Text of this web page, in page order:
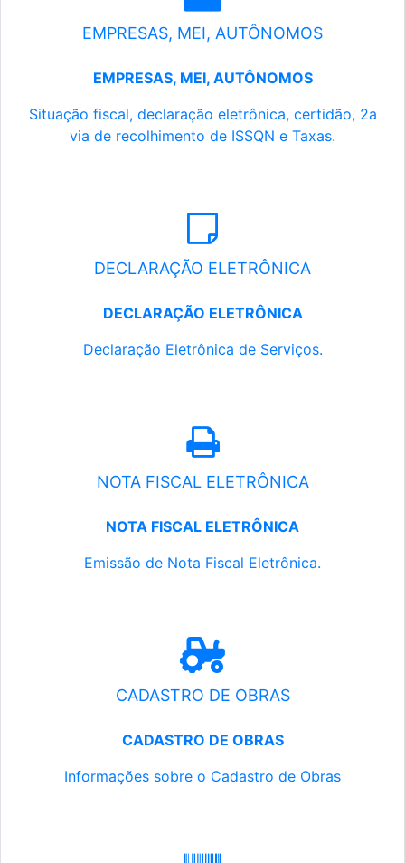
EMPRESAS, MEI, AUTÔNOMOS
EMPRESAS, MEI, AUTÔNOMOS
Situação fiscal, declaração eletrônica, certidão, 2a
via de recolhimento de ISSQN e Taxas.
DECLARAÇÃO ELETRÔNICA
DECLARAÇÃO ELETRÔNICA
Declaração Eletrônica de Serviços.
NOTA FISCAL ELETRÔNICA
NOTA FISCAL ELETRÔNICA
Emissão de Nota Fiscal Eletrônica.
CADASTRO DE OBRAS
CADASTRO DE OBRAS
Informações sobre o Cadastro de Obras